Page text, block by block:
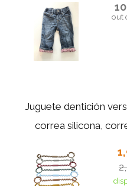
out
Juguete dentición
correa silicona,